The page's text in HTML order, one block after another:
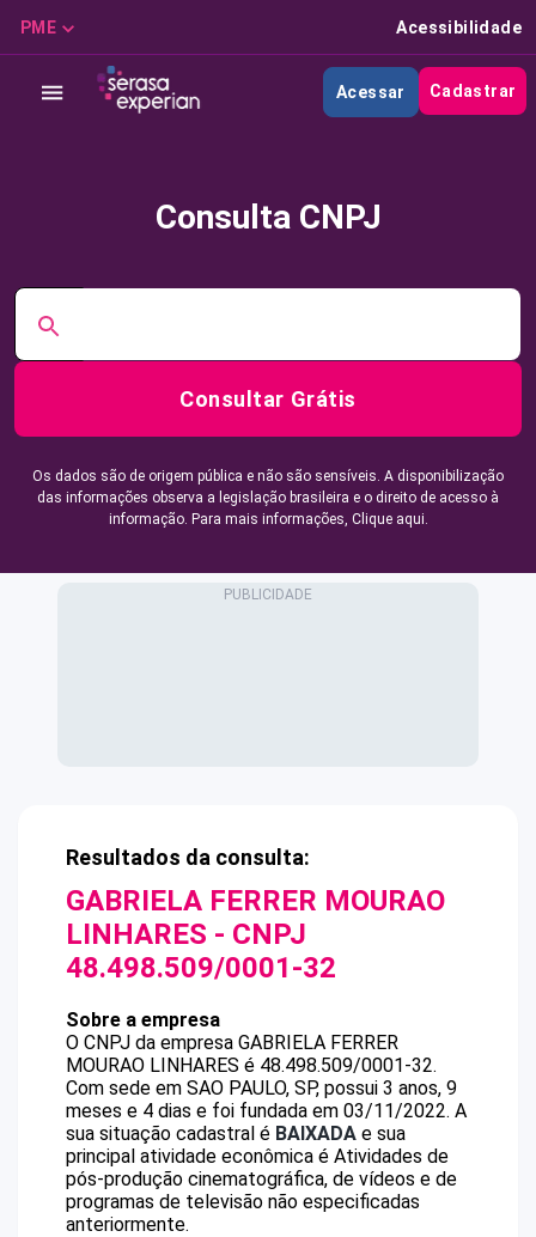
PME Acessibilidade
Acessar Cadastrar
Consulta CNPJ
Consultar Grátis
Os dados são de origem pública e não são sensíveis. A disponibilização
das informações observa a legislação brasileira e o direito de acesso à
informação. Para mais informações, Clique aqui.
Resultados da consulta:
GABRIELA FERRER MOURAO
LINHARES - CNPJ
48.498.509/0001-32
Sobre a empresa
O CNPJ da empresa GABRIELA FERRER
MOURAO LINHARES é 48.498.509/0001-32.
Com sede em SAO PAULO, SP, possui 3 anos, 9
meses e 4 dias e foi fundada em 03/11/2022. A
sua situação cadastral é BAIXADA e sua
principal atividade econômica é Atividades de
pós-produção cinematográfica, de vídeos e de
programas de televisão não especificadas
anteriormente.